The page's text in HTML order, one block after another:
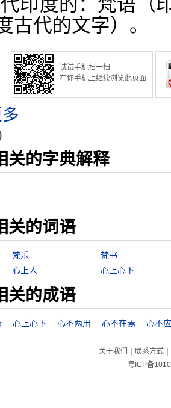
古代的文字）。
试试手机扫一扫
在你手机上继续浏览此页面
关的字典解释
关的词语
梵乐
梵书
心上人 心上心下
关的成语
心上心下 心不两用 心不在焉 心不
关于我们 | 联系方式|
粤ICP备